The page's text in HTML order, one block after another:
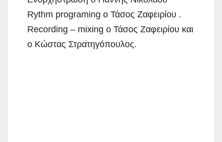
Rythm programing ο Τάσος Ζαφειρίου .
Recording – mixing ο Τάσος Ζαφειρίου και
ο Κώστας Στρατηγόπουλος.